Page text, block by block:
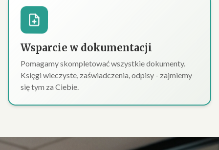
Wsparcie w dokumentacji
Pomagamy skompletować wszystkie dokumenty.
Księgi wieczyste, zaświadczenia, odpisy - zajmiemy
się tym za Ciebie.